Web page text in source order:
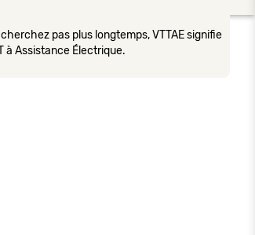
cherchez pas plus longtemps, VTTAE signifie
à Assistance Électrique.